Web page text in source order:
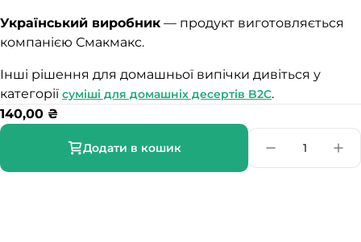
Український виробник — продукт виготовляється
компанією Смакмакс.
Інші рішення для домашньої випічки дивіться у
категорії суміші для домашніх десертів B2C.
140,00 ₴
Додати в кошик